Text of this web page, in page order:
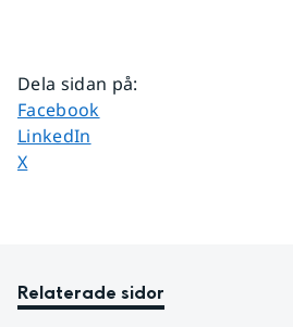
Dela sidan på:
Dela sidan på
Facebook
Dela sidan på
LinkedIn
Dela sidan på
X
Relaterade sidor